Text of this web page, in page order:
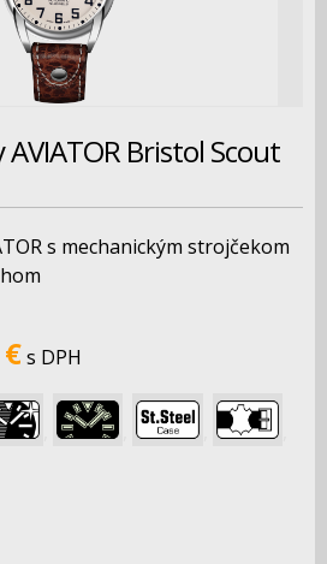
Bristol Scout
s mechanickým strojčekom
s DPH